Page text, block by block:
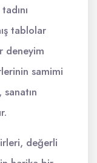
tablolar
deneyim
samimi
değerli